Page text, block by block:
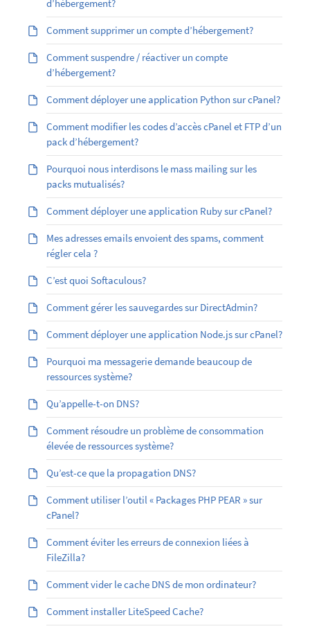
d’hébergement?
Comment supprimer un compte d’hébergement?
Comment suspendre / réactiver un compte
d’hébergement?
Comment déployer une application Python sur cPanel?
Comment modifier les codes d’accès cPanel et FTP d’un
pack d’hébergement?
Pourquoi nous interdisons le mass mailing sur les
packs mutualisés?
Comment déployer une application Ruby sur cPanel?
Mes adresses emails envoient des spams, comment
régler cela ?
C’est quoi Softaculous?
Comment gérer les sauvegardes sur DirectAdmin?
Comment déployer une application Node.js sur cPanel?
Pourquoi ma messagerie demande beaucoup de
ressources système?
Qu’appelle-t-on DNS?
Comment résoudre un problème de consommation
élevée de ressources système?
Qu’est-ce que la propagation DNS?
Comment utiliser l’outil « Packages PHP PEAR » sur
cPanel?
Comment éviter les erreurs de connexion liées à
FileZilla?
Comment vider le cache DNS de mon ordinateur?
Comment installer LiteSpeed Cache?